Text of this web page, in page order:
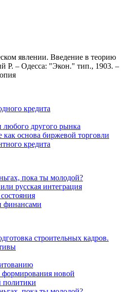
явлении. Введение в теорию
Р. – Одесса: "Экон." тип., 1903. –
кредита
другого рынка
основа биржевой торговли
кредита
пока ты молодой?
русская интеграция
финансами
строительных кадров.
новой
политики